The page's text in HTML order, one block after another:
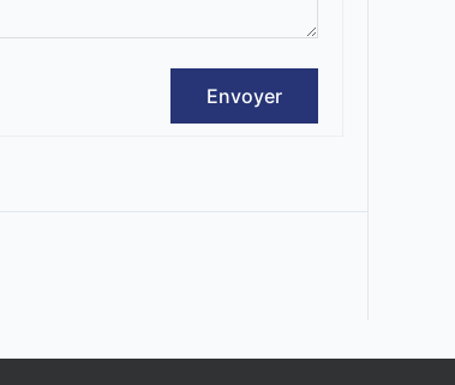
Envoyer